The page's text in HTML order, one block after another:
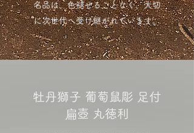
名品は、色褪せることなく、大切
に次世代へ受け継がれています。
牡丹獅子 葡萄鼠彫 足付
扁壺 丸徳利